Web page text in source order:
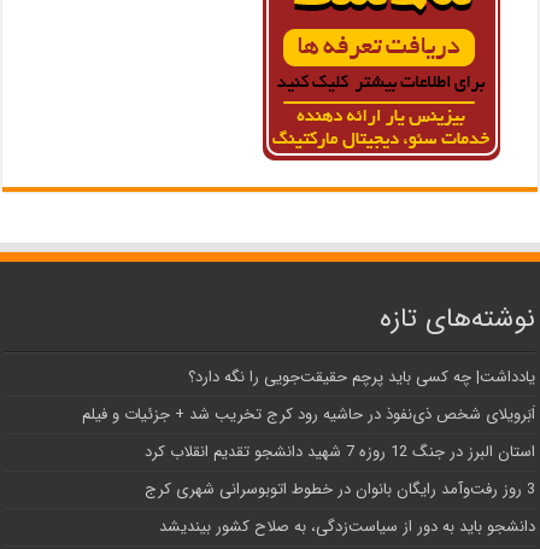
نوشته‌های تازه
یادداشت| ‌چه کسی باید پرچم حقیقت‌جویی را نگه دارد؟
اَبَر‌ویلای شخص ذی‌نفوذ در حاشیه‌ رود کرج تخریب شد + جزئیات و فیلم
استان البرز در جنگ 12 روزه 7 شهید دانشجو تقدیم انقلاب کرد
3 روز رفت‌وآمد رایگان بانوان در خطوط اتوبوسرانی شهری کرج
دانشجو باید به دور از سیاست‌زدگی، به صلاح کشور بیندیشد